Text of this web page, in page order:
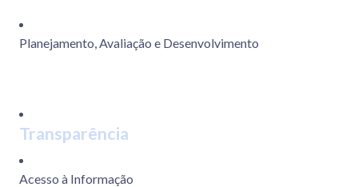
Planejamento, Avaliação e Desenvolvimento
Transparência
Acesso à Informação